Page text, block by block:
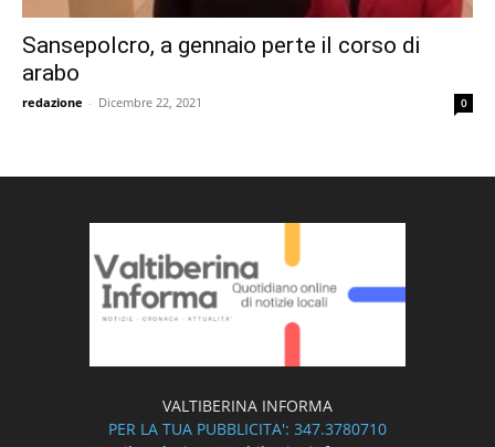
Sansepolcro, a gennaio perte il corso di
arabo
redazione - Dicembre 22, 2021 0
VALTIBERINA INFORMA
PER LA TUA PUBBLICITA': 347.3780710